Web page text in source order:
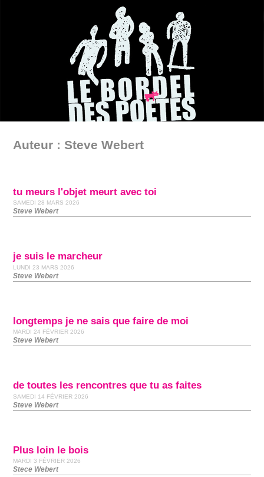
Auteur : Steve Webert
tu meurs l'objet meurt avec toi
SAMEDI 28 MARS 2026
Steve Webert
je suis le marcheur
LUNDI 23 MARS 2026
Steve Webert
longtemps je ne sais que faire de moi
MARDI 24 FÉVRIER 2026
Steve Webert
de toutes les rencontres que tu as faites
SAMEDI 14 FÉVRIER 2026
Steve Webert
Plus loin le bois
MARDI 3 FÉVRIER 2026
Stece Webert